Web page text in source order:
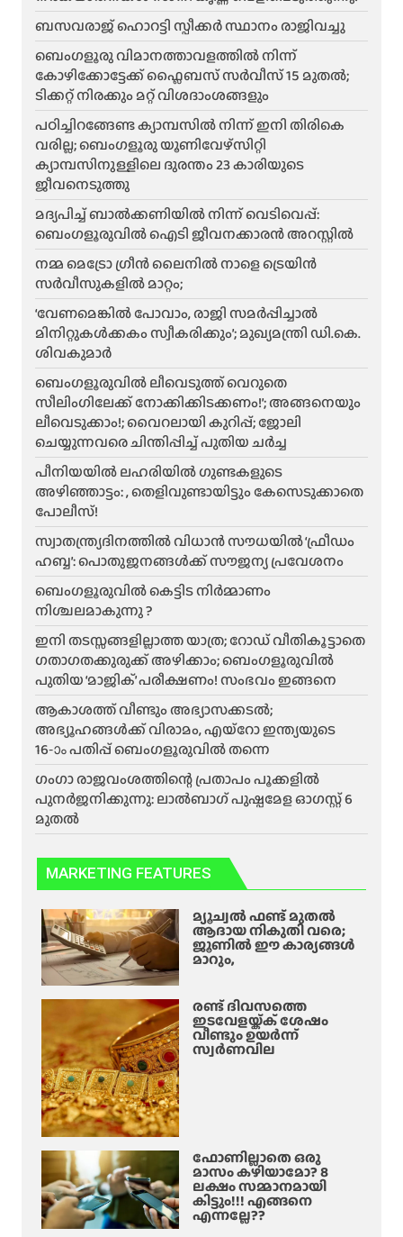
ബസവരാജ് ഹൊറട്ടി സ്പീക്കർ സ്ഥാനം രാജിവച്ചു
ബെംഗളൂരു വിമാനത്താവളത്തിൽ നിന്ന്
കോഴിക്കോട്ടേക്ക് ഫ്ലൈബസ് സർവീസ് 15 മുതൽ;
ടിക്കറ്റ് നിരക്കും മറ്റ് വിശദാംശങ്ങളും
പഠിച്ചിറങ്ങേണ്ട ക്യാമ്പസിൽ നിന്ന് ഇനി തിരികെ
വരില്ല; ബെംഗളൂരു യൂണിവേഴ്സിറ്റി
ക്യാമ്പസിനുള്ളിലെ ദുരന്തം 23 കാരിയുടെ
ജീവനെടുത്തു
മദ്യപിച്ച് ബാൽക്കണിയിൽ നിന്ന് വെടിവെപ്പ്:
ബെംഗളൂരുവിൽ ഐടി ജീവനക്കാരൻ അറസ്റ്റിൽ
നമ്മ മെട്രോ ഗ്രീൻ ലൈനിൽ നാളെ ട്രെയിൻ
സർവീസുകളിൽ മാറ്റം;
‘വേണമെങ്കിൽ പോവാം, രാജി സമർപ്പിച്ചാൽ
മിനിറ്റുകൾക്കകം സ്വീകരിക്കും’; മുഖ്യമന്ത്രി ഡി.കെ.
ശിവകുമാർ
ബെം​ഗളൂരുവിൽ ലീവെടുത്ത് വെറുതെ
സീലിംഗിലേക്ക് നോക്കിക്കിടക്കണം!’; അങ്ങനെയും
ലീവെടുക്കാം!; വൈറലായി കുറിപ്പ്; ജോലി
ചെയ്യുന്നവരെ ചിന്തിപ്പിച്ച് പുതിയ ചർച്ച
പീനിയയിൽ ലഹരിയിൽ ഗുണ്ടകളുടെ
അഴിഞ്ഞാട്ടം: , തെളിവുണ്ടായിട്ടും കേസെടുക്കാതെ
പോലീസ്!
സ്വാതന്ത്ര്യദിനത്തിൽ വിധാൻ സൗധയിൽ ‘ഫ്രീഡം
ഹബ്ബ’: പൊതുജനങ്ങൾക്ക് സൗജന്യ പ്രവേശനം
ബെംഗളൂരുവിൽ കെട്ടിട നിർമ്മാണം
നിശ്ചലമാകുന്നു ?
ഇനി തടസ്സങ്ങളില്ലാത്ത യാത്ര; റോഡ് വീതികൂട്ടാതെ
ഗതാഗതക്കുരുക്ക് അഴിക്കാം; ബെംഗളൂരുവിൽ
പുതിയ ‘മാജിക്’ പരീക്ഷണം! സംഭവം ഇങ്ങനെ
ആകാശത്ത് വീണ്ടും അഭ്യാസക്കടൽ;
അഭ്യൂഹങ്ങൾക്ക് വിരാമം, എയ്റോ ഇന്ത്യയുടെ
16-ാം പതിപ്പ് ബെംഗളൂരുവിൽ തന്നെ
ഗംഗാ രാജവംശത്തിന്റെ പ്രതാപം പൂക്കളിൽ
പുനർജനിക്കുന്നു: ലാൽബാഗ് പുഷ്പമേള ഓഗസ്റ്റ് 6
മുതൽ
MARKETING FEATURES
മ്യൂച്വൽ ഫണ്ട് മുതൽ
ആദായ നികുതി വരെ;
ജൂണിൽ ഈ കാര്യങ്ങൾ
മാറും,
രണ്ട് ദിവസത്തെ
ഇടവേളയ്ക്ക് ശേഷം
വീണ്ടും ഉയർന്ന്
സ്വർണവില
ഫോണില്ലാതെ ഒരു
മാസം കഴിയാമോ? 8
ലക്ഷം സമ്മാനമായി
കിട്ടും!!! എങ്ങനെ
എന്നല്ലേ??